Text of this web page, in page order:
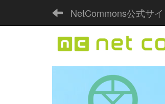
NetCommons公式サイ